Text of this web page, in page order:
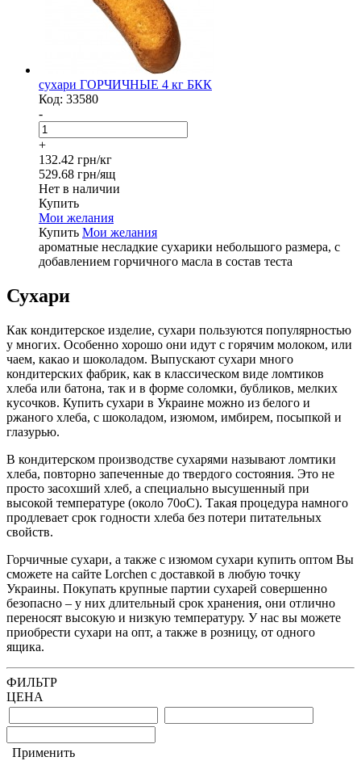
сухари ГОРЧИЧНЫЕ 4 кг БКК
Код: 33580
-
+
132.42 грн/кг
529.68 грн/ящ
Нет в наличии
Купить
Мои желания
Купить Мои желания
ароматные несладкие сухарики небольшого размера, с
добавлением горчичного масла в состав теста
Сухари
Как кондитерское изделие, сухари пользуются популярностью
у многих. Особенно хорошо они идут с горячим молоком, или
чаем, какао и шоколадом. Выпускают сухари много
кондитерских фабрик, как в классическом виде ломтиков
хлеба или батона, так и в форме соломки, бубликов, мелких
кусочков. Купить сухари в Украине можно из белого и
ржаного хлеба, с шоколадом, изюмом, имбирем, посыпкой и
глазурью.
В кондитерском производстве сухарями называют ломтики
хлеба, повторно запеченные до твердого состояния. Это не
просто засохший хлеб, а специально высушенный при
высокой температуре (около 70оС). Такая процедура намного
продлевает срок годности хлеба без потери питательных
свойств.
Горчичные сухари, а также с изюмом сухари купить оптом Вы
сможете на сайте Lorchen с доставкой в любую точку
Украины. Покупать крупные партии сухарей совершенно
безопасно – у них длительный срок хранения, они отлично
переносят высокую и низкую температуру. У нас вы можете
приобрести сухари на опт, а также в розницу, от одного
ящика.
ФИЛЬТР
ЦЕНА
Применить